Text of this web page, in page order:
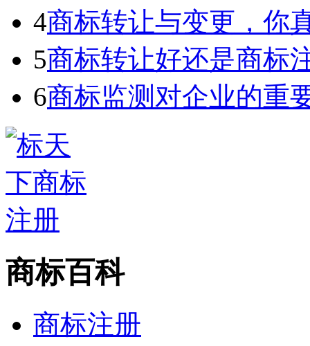
4商标转让与变更，你
5商标转让好还是商标
6商标监测对企业的重
商标百科
商标注册